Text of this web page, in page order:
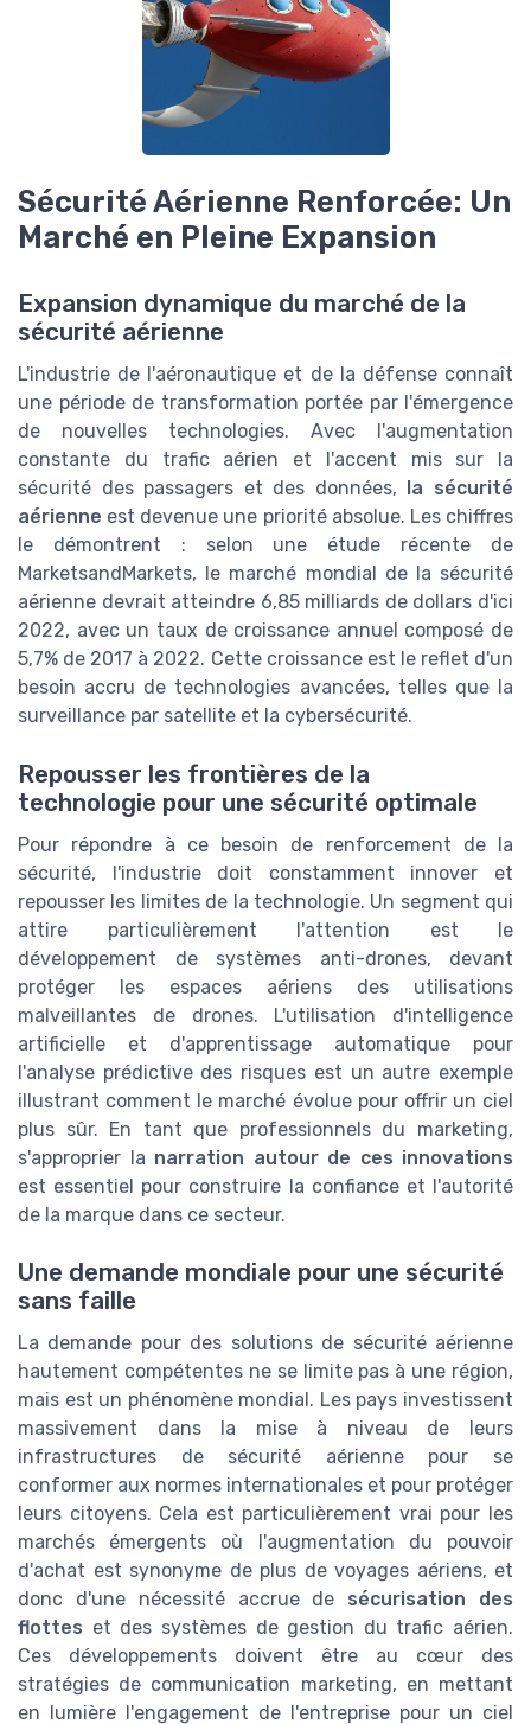
Sécurité Aérienne Renforcée: Un
Marché en Pleine Expansion
Expansion dynamique du marché de la
sécurité aérienne
L'industrie de l'aéronautique et de la défense connaît
une période de transformation portée par l'émergence
de nouvelles technologies. Avec l'augmentation
constante du trafic aérien et l'accent mis sur la
sécurité des passagers et des données,
la sécurité
aérienne est devenue une priorité absolue. Les chiffres
le démontrent : selon une étude récente de
MarketsandMarkets, le marché mondial de la sécurité
aérienne devrait atteindre 6,85 milliards de dollars d'ici
2022, avec un taux de croissance annuel composé de
5,7% de 2017 à 2022. Cette croissance est le reflet d'un
besoin accru de technologies avancées, telles que la
surveillance par satellite et la cybersécurité.
Repousser les frontières de la
technologie pour une sécurité optimale
Pour répondre à ce besoin de renforcement de la
sécurité, l'industrie doit constamment innover et
repousser les limites de la technologie. Un segment qui
attire particulièrement l'attention est le
développement de systèmes anti-drones, devant
protéger les espaces aériens des utilisations
malveillantes de drones. L'utilisation d'intelligence
artificielle et d'apprentissage automatique pour
l'analyse prédictive des risques est un autre exemple
illustrant comment le marché évolue pour offrir un ciel
plus sûr. En tant que professionnels du marketing,
s'approprier la narration autour de ces innovations
est essentiel pour construire la confiance et l'autorité
de la marque dans ce secteur.
Une demande mondiale pour une sécurité
sans faille
La demande pour des solutions de sécurité aérienne
hautement compétentes ne se limite pas à une région,
mais est un phénomène mondial. Les pays investissent
massivement dans la mise à niveau de leurs
infrastructures de sécurité aérienne pour se
conformer aux normes internationales et pour protéger
leurs citoyens. Cela est particulièrement vrai pour les
marchés émergents où l'augmentation du pouvoir
d'achat est synonyme de plus de voyages aériens, et
donc d'une nécessité accrue de sécurisation des
flottes et des systèmes de gestion du trafic aérien.
Ces développements doivent être au cœur des
stratégies de communication marketing, en mettant
en lumière l'engagement de l'entreprise pour un ciel